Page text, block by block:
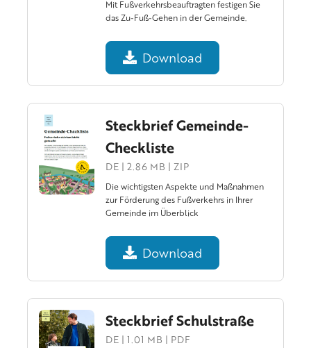
Mit Fußverkehrsbeauftragten festigen Sie
das Zu-Fuß-Gehen in der Gemeinde.
Download
Steckbrief Gemeinde-
Checkliste
DE | 2.86 MB | ZIP
Die wichtigsten Aspekte und Maßnahmen
zur Förderung des Fußverkehrs in Ihrer
Gemeinde im Überblick
Download
Steckbrief Schulstraße
DE | 1.01 MB | PDF